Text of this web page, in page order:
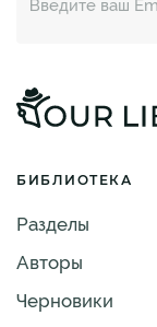
БИБЛИОТЕКА
Разделы
Авторы
Черновики